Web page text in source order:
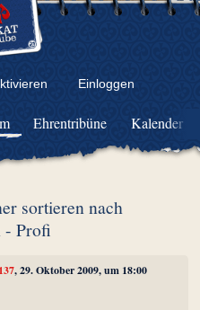
Einloggen
Ehrentribüne Kalender
sortieren nach
- Profi
, 29. Oktober 2009, um 18:00